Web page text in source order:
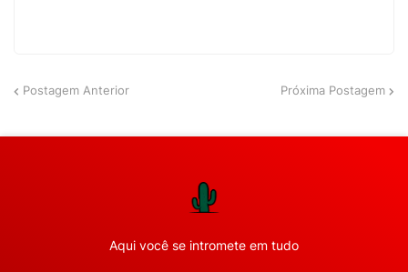
Postagem Anterior Próxima Postagem
Aqui você se intromete em tudo